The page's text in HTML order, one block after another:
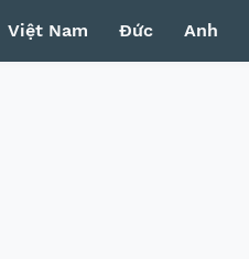
Việt Nam Đức Anh